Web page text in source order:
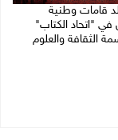
قامات وطنية
"اتحاد الكتاب"
الثقافة والعلوم